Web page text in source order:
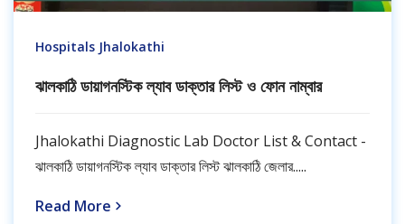
Hospitals Jhalokathi
ঝালকাঠি ডায়াগনস্টিক ল্যাব ডাক্তার লিস্ট ও ফোন নাম্বার
Jhalokathi Diagnostic Lab Doctor List & Contact -
ঝালকাঠি ডায়াগনস্টিক ল্যাব ডাক্তার লিস্ট ঝালকাঠি জেলার.....
Read More